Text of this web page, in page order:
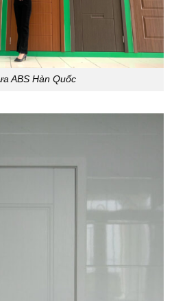
ABS Hàn Quốc